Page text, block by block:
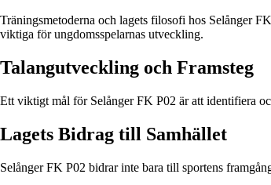
Träningsmetoderna och lagets filosofi hos Selånger
viktiga för ungdomsspelarnas utveckling.
Talangutveckling och Framsteg
Ett viktigt mål för Selånger FK P02 är att identifiera
Lagets Bidrag till Samhället
Selånger FK P02 bidrar inte bara till sportens